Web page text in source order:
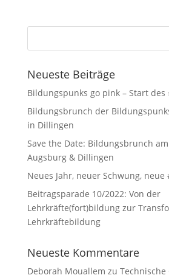
Neueste Beiträge
Bildungspunks go pink – Start des
Bildungsbrunch der
in Dillingen
Save the Date: Bildungsbrunch
Augsburg & Dillingen
Neues Jahr, neuer Schwung, neue
Beitragsparade 10/2022: Von der
Lehrkräfte(fort)bildung zur
Lehrkräftebildung
Neueste Kommentare
Deborah Mouallem zu